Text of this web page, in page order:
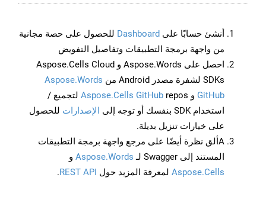
أنشئ حسابًا على Dashboard للحصول على حصة مجانية
من واجهة برمجة التطبيقات وتفاصيل التفويض
احصل على Aspose.Words و Aspose.Cells Cloud
SDKs لشفرة مصدر Android من
Aspose.Words
GitHub و Aspose.Cells GitHub repos لتجميع /
استخدام SDK بنفسك أو توجه إلى
الإصدارات للحصول
على خيارات تنزيل بديلة.
Aألق نظرة أيضًا على مرجع واجهة برمجة التطبيقات
المستند إلى Swagger لـ
Aspose.Words و
Aspose.Cells لمعرفة المزيد حول REST API
.